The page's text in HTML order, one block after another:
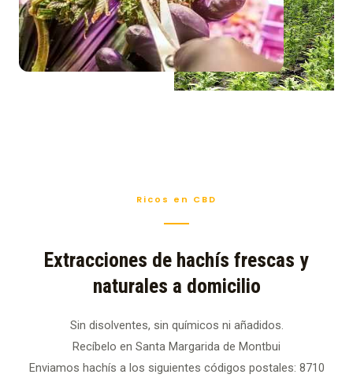
Ricos en CBD
Extracciones de hachís frescas y
naturales a domicilio
Sin disolventes, sin químicos ni añadidos.
Recíbelo en Santa Margarida de Montbui
Enviamos hachís a los siguientes códigos postales: 8710